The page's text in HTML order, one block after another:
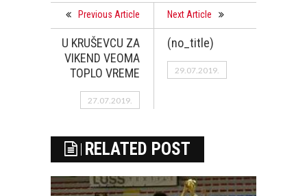
Previous Article
U KRUŠEVCU ZA
VIKEND VEOMA
TOPLO VREME
27.07.2019.
Next Article
(no_title)
29.07.2019.
RELATED POST